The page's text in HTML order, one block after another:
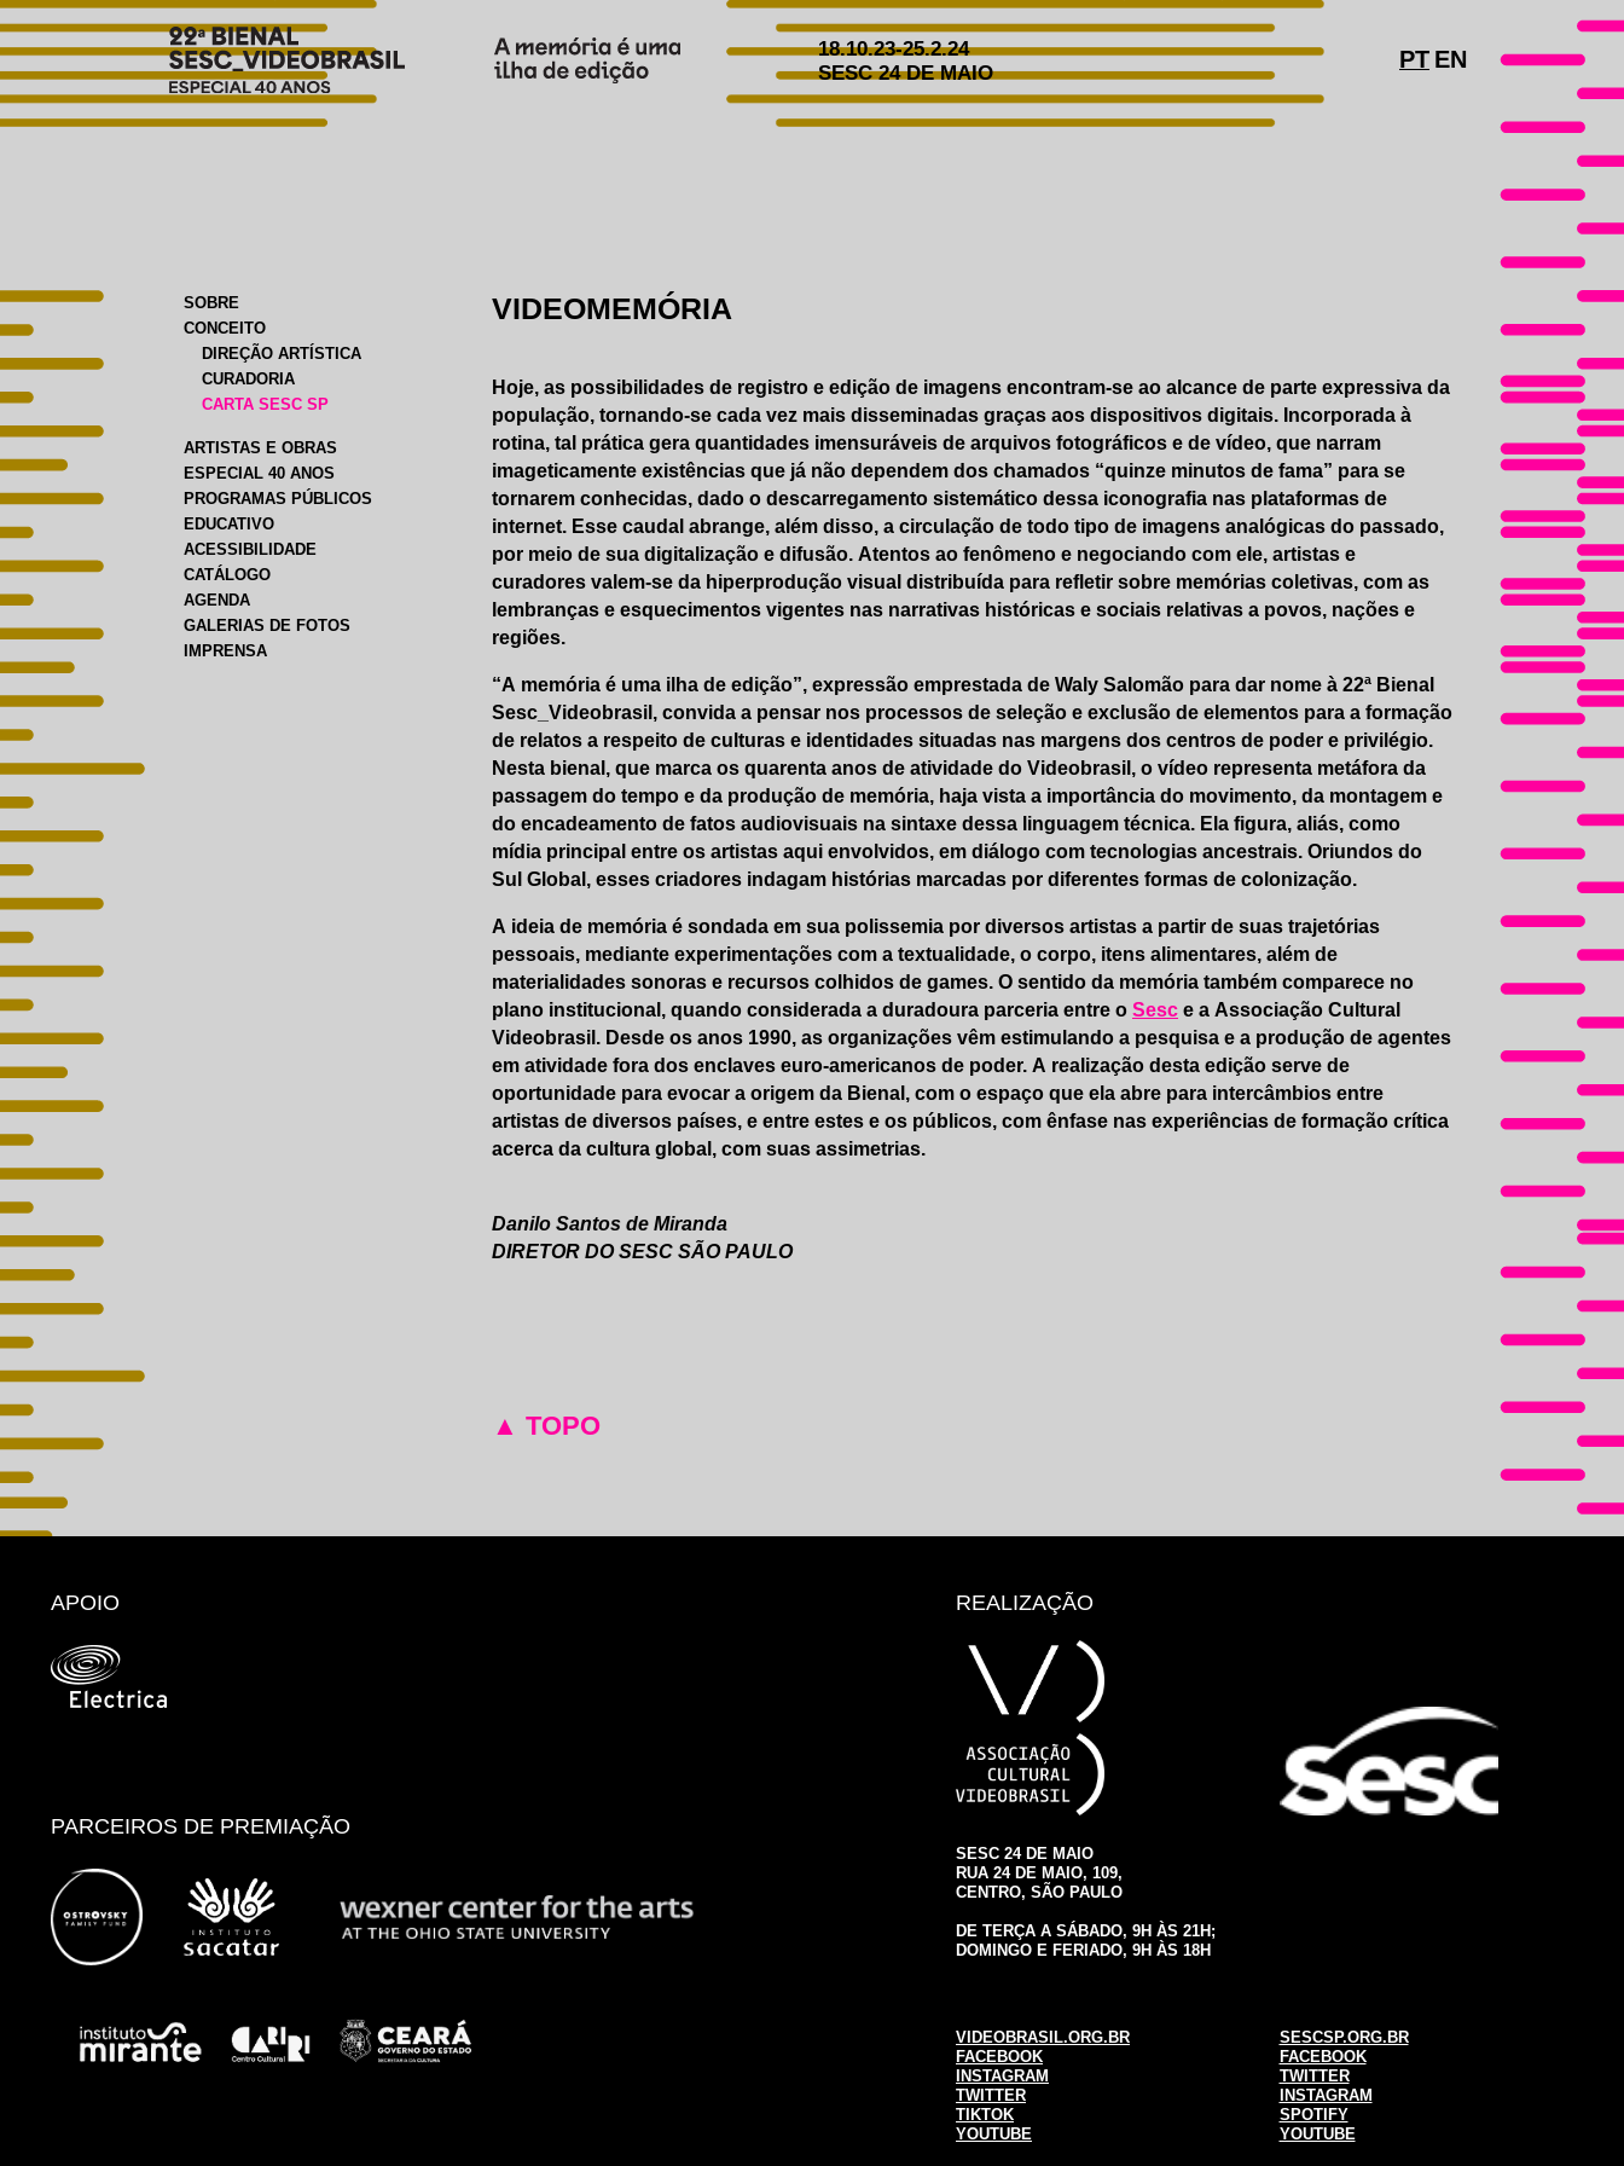
18.10.23-25.2.24
SESC 24 DE MAIO
PT EN
SOBRE
CONCEITO
DIREÇÃO ARTÍSTICA
CURADORIA
CARTA SESC SP
ARTISTAS E OBRAS
ESPECIAL 40 ANOS
PROGRAMAS PÚBLICOS
EDUCATIVO
ACESSIBILIDADE
CATÁLOGO
AGENDA
GALERIAS DE FOTOS
IMPRENSA
VIDEOMEMÓRIA
Hoje, as possibilidades de registro e edição de imagens encontram-se ao alcance de parte expressiva da
população, tornando-se cada vez mais disseminadas graças aos dispositivos digitais. Incorporada à
rotina, tal prática gera quantidades imensuráveis de arquivos fotográficos e de vídeo, que narram
imageticamente existências que já não dependem dos chamados “quinze minutos de fama” para se
tornarem conhecidas, dado o descarregamento sistemático dessa iconografia nas plataformas de
internet. Esse caudal abrange, além disso, a circulação de todo tipo de imagens analógicas do passado,
por meio de sua digitalização e difusão. Atentos ao fenômeno e negociando com ele, artistas e
curadores valem-se da hiperprodução visual distribuída para refletir sobre memórias coletivas, com as
lembranças e esquecimentos vigentes nas narrativas históricas e sociais relativas a povos, nações e
regiões.
“A memória é uma ilha de edição”, expressão emprestada de Waly Salomão para dar nome à 22ª Bienal
Sesc_Videobrasil , convida a pensar nos processos de seleção e exclusão de elementos para a formação
de relatos a respeito de culturas e identidades situadas nas margens dos centros de poder e privilégio.
Nesta bienal, que marca os quarenta anos de atividade do Videobrasil, o vídeo representa metáfora da
passagem do tempo e da produção de memória, haja vista a importância do movimento, da montagem e
do encadeamento de fatos audiovisuais na sintaxe dessa linguagem técnica. Ela figura, aliás, como
mídia principal entre os artistas aqui envolvidos, em diálogo com tecnologias ancestrais. Oriundos do
Sul Global, esses criadores indagam histórias marcadas por diferentes formas de colonização.
A ideia de memória é sondada em sua polissemia por diversos artistas a partir de suas trajetórias
pessoais, mediante experimentações com a textualidade, o corpo, itens alimentares, além de
materialidades sonoras e recursos colhidos de games. O sentido da memória também comparece no
plano institucional, quando considerada a duradoura parceria entre o Sesc e a Associação Cultural
Videobrasil. Desde os anos 1990, as organizações vêm estimulando a pesquisa e a produção de agentes
em atividade fora dos enclaves euro-americanos de poder. A realização desta edição serve de
oportunidade para evocar a origem da Bienal, com o espaço que ela abre para intercâmbios entre
artistas de diversos países, e entre estes e os públicos, com ênfase nas experiências de formação crítica
acerca da cultura global, com suas assimetrias.
Danilo Santos de Miranda
DIRETOR DO SESC SÃO PAULO
▲ TOPO
APOIO
PARCEIROS DE PREMIAÇÃO
REALIZAÇÃO
SESC 24 DE MAIO
RUA 24 DE MAIO, 109,
CENTRO, SÃO PAULO
DE TERÇA A SÁBADO, 9H ÀS 21H;
DOMINGO E FERIADO, 9H ÀS 18H
VIDEOBRASIL.ORG.BR
FACEBOOK
INSTAGRAM
TWITTER
TIKTOK
YOUTUBE
SESCSP.ORG.BR
FACEBOOK
TWITTER
INSTAGRAM
SPOTIFY
YOUTUBE